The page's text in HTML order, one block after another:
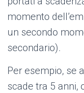
momento
un secondo
secondario).
Per esempio, se
scade tra 5 anni,